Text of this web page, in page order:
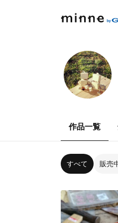
作品一覧
すべて 販売